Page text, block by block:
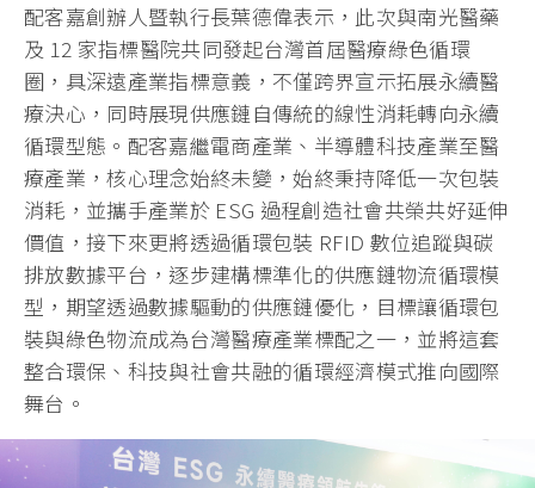
配客嘉創辦人暨執行長葉德偉表示，此次與南光醫藥
及 12 家指標醫院共同發起台灣首屆醫療綠色循環
圈，具深遠產業指標意義，不僅跨界宣示拓展永續醫
療決心，同時展現供應鏈自傳統的線性消耗轉向永續
循環型態。配客嘉繼電商產業、半導體科技產業至醫
療產業，核心理念始終未變，始終秉持降低一次包裝
消耗，並攜手產業於 ESG 過程創造社會共榮共好延伸
價值，接下來更將透過循環包裝 RFID 數位追蹤與碳
排放數據平台，逐步建構標準化的供應鏈物流循環模
型，期望透過數據驅動的供應鏈優化，目標讓循環包
裝與綠色物流成為台灣醫療產業標配之一，並將這套
整合環保、科技與社會共融的循環經濟模式推向國際
舞台。